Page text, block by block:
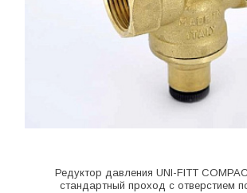
Редуктор давления UNI-FITT
стандартный проход с отверстием